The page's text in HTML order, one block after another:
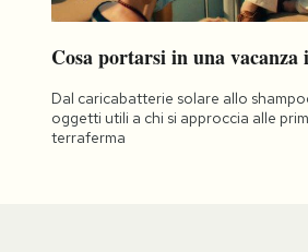
Cosa portarsi in una vacanza
Dal caricabatterie solare allo
oggetti utili a chi si approccia alle
terraferma